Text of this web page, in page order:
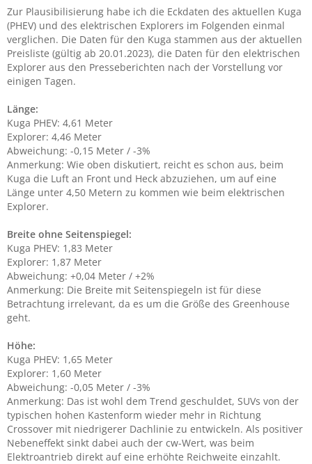
Zur Plausibilisierung habe ich die Eckdaten des aktuellen Kuga
(PHEV) und des elektrischen Explorers im Folgenden einmal
verglichen. Die Daten für den Kuga stammen aus der aktuellen
Preisliste (gültig ab 20.01.2023), die Daten für den elektrischen
Explorer aus den Presseberichten nach der Vorstellung vor
einigen Tagen.
Länge:
Kuga PHEV: 4,61 Meter
Explorer: 4,46 Meter
Abweichung: -0,15 Meter / -3%
Anmerkung: Wie oben diskutiert, reicht es schon aus, beim
Kuga die Luft an Front und Heck abzuziehen, um auf eine
Länge unter 4,50 Metern zu kommen wie beim elektrischen
Explorer.
Breite ohne Seitenspiegel:
Kuga PHEV: 1,83 Meter
Explorer: 1,87 Meter
Abweichung: +0,04 Meter / +2%
Anmerkung: Die Breite mit Seitenspiegeln ist für diese
Betrachtung irrelevant, da es um die Größe des Greenhouse
geht.
Höhe:
Kuga PHEV: 1,65 Meter
Explorer: 1,60 Meter
Abweichung: -0,05 Meter / -3%
Anmerkung: Das ist wohl dem Trend geschuldet, SUVs von der
typischen hohen Kastenform wieder mehr in Richtung
Crossover mit niedrigerer Dachlinie zu entwickeln. Als positiver
Nebeneffekt sinkt dabei auch der cw-Wert, was beim
Elektroantrieb direkt auf eine erhöhte Reichweite einzahlt.